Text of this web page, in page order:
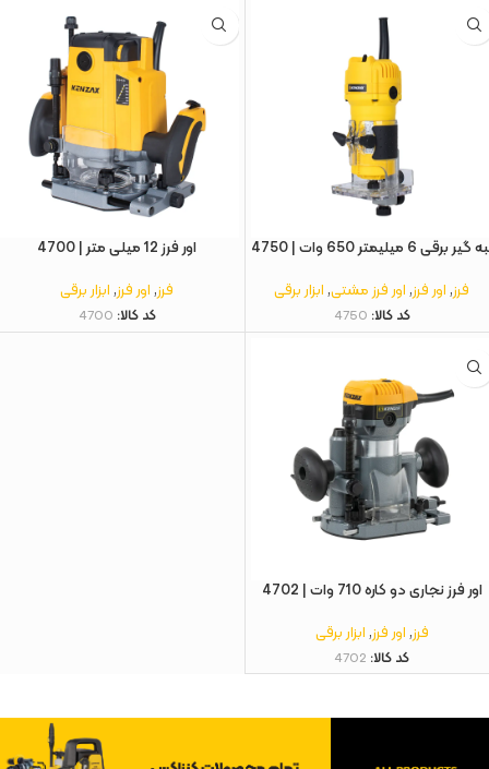
گیر برقی 6 میلیمتر 650 وات | 4750
فرز,اور فرز,اور فرز مشتی,ابزار برقی
کد کالا: 4750
اور فرز 12 میلی متر | 4700
فرز,اور فرز,ابزار برقی
کد کالا: 4700
اور فرز نجاری دو کاره 710 وات | 4702
فرز,اور فرز,ابزار برقی
کد کالا: 4702